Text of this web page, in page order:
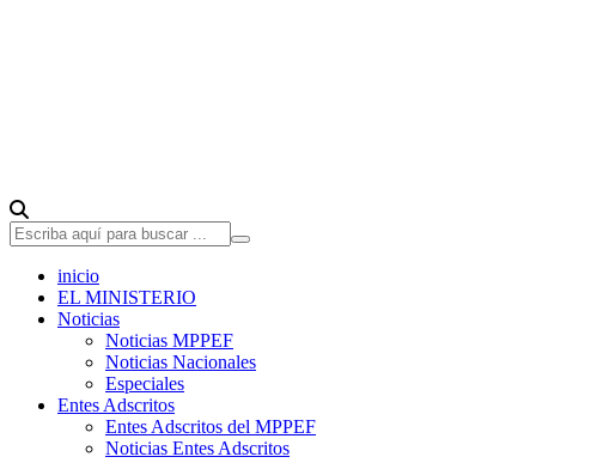
inicio
EL MINISTERIO
Noticias
Noticias MPPEF
Noticias Nacionales
Especiales
Entes Adscritos
Entes Adscritos del MPPEF
Noticias Entes Adscritos